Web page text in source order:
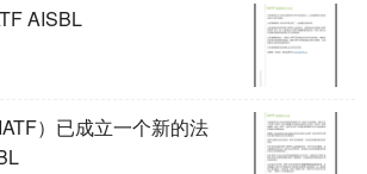
AISBL
）已成立一个新的法